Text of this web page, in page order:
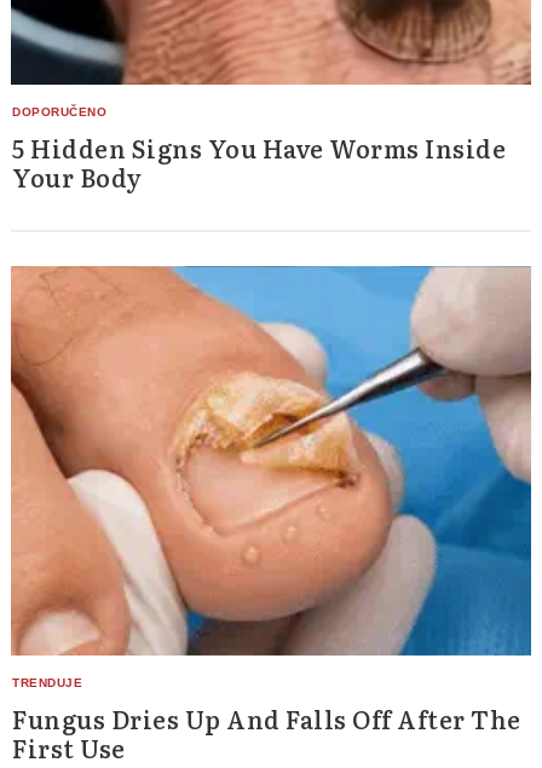
5 Hidden Signs You Have Worms Inside
Your Body
Fungus Dries Up And Falls Off After The
First Use